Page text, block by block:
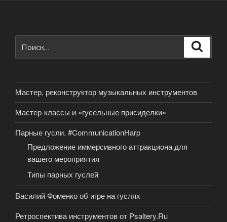
Мастер, реконструктор музыкальных инструментов
Мастер-классы и «гусельные присиделки»
Парные гусли. #CommunicationHarp
Предложение иммерсивного аттракциона для
вашего мероприятия
Типы парных гуслей
Василий Фоменко об игре на гуслях
Ретроспектива инструментов от Psaltery.Ru